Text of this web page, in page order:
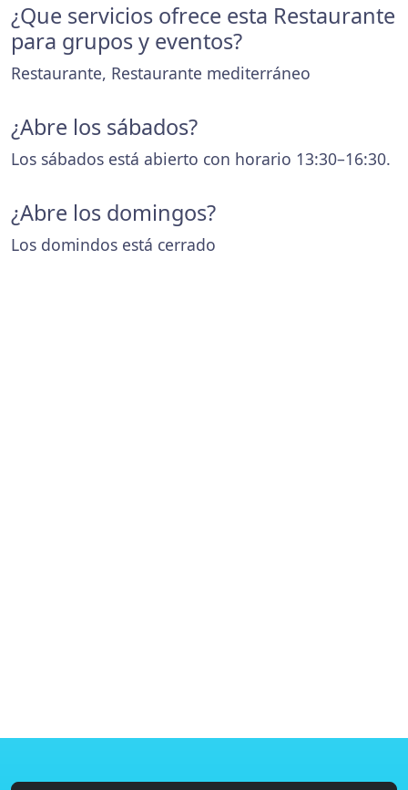
¿Que servicios ofrece esta Restaurante
para grupos y eventos?
Restaurante, Restaurante mediterráneo
¿Abre los sábados?
Los sábados está abierto con horario 13:30–16:30.
¿Abre los domingos?
Los domindos está cerrado